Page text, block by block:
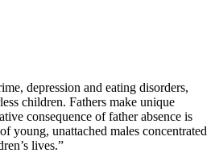
depression and eating disorders,
children. Fathers make unique
consequence of father absence is
young, unattached males concentrated
lives.”